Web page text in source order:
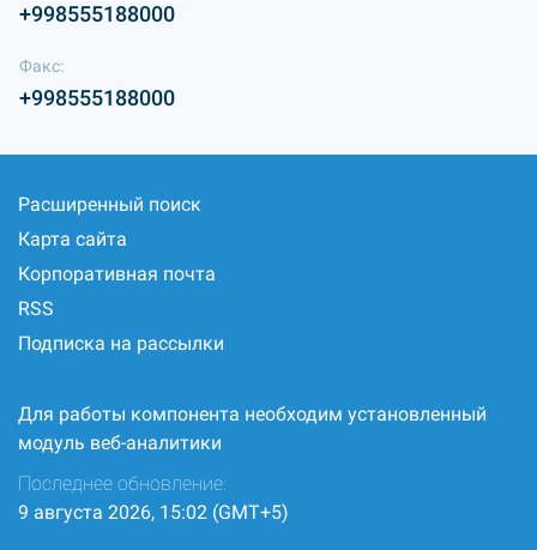
+998555188000
Факс:
+998555188000
Расширенный поиск
Карта сайта
Корпоративная почта
RSS
Подписка на рассылки
Для работы компонента необходим установленный
модуль веб-аналитики
Последнее обновление:
9 августа 2026, 15:02 (GMT+5)